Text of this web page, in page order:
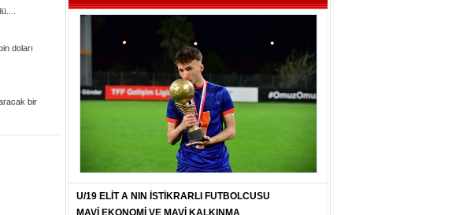
doları
bir
U/19 ELİT A NIN İSTİKRARLI FUTBOLCUSU
MAVİ EKONOMİ VE MAVİ KALKINMA